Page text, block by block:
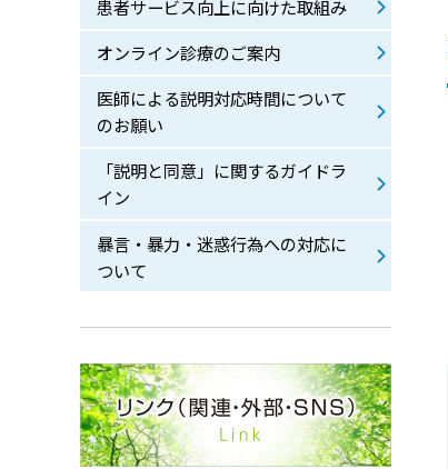
患者サービス向上に向けた取組み
オンライン診療のご案内
医師による説明対応時間について
のお願い
「説明と同意」に関するガイドラ
イン
暴言・暴力・迷惑行為への対応に
ついて